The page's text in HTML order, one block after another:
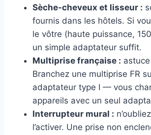
Sèche-cheveux et lisseur :
fournis dans les hôtels. Si
le vôtre (haute puissance,
un simple adaptateur suffit.
Multiprise française :
Branchez une multiprise FR
adaptateur type I — vous
appareils avec un seul
Interrupteur mural :
l’activer. Une prise non